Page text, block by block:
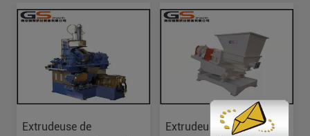
Extrudeuse de
Extrudeuse jumelle